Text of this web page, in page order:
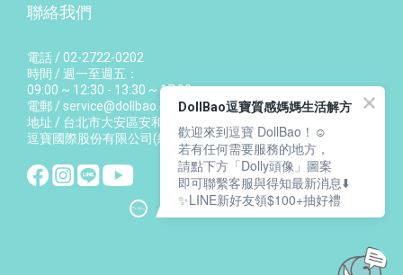
聯絡我們
電話 / 02-2722-0202
時間 / 週一至週五：
09:00 ~ 12:30 - 13:30 ~ 17:00
電郵 / service@dollbao.com.tw
地址 / 台北市大安區安和路一段27號11樓
逗寶國際股份有限公司(統編：54157350)
DollBao逗寶質感媽媽生活解方
歡迎來到逗寶 DollBao！☺️
若有任何需要服務的地方，
請點下方「Dolly頭像」圖案
即可聯繫客服與得知最新消息⬇️
✨LINE新好友領$100+抽好禮